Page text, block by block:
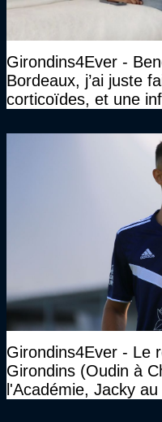
Girondins4Ever -
Bordeaux, j’ai juste
corticoïdes, et une
Girondins4Ever - Le
Girondins (Oudin à
l'Académie, Jacky